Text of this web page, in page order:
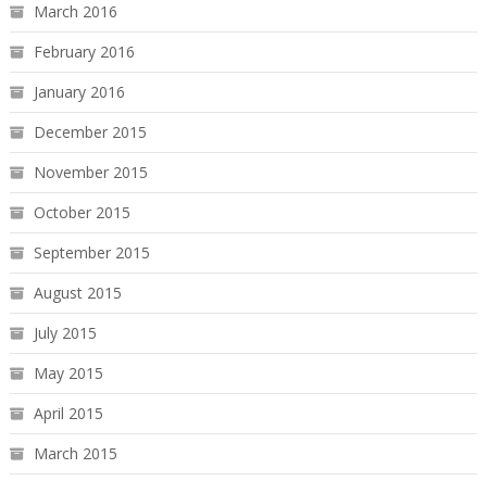
March 2016
February 2016
January 2016
December 2015
November 2015
October 2015
September 2015
August 2015
July 2015
May 2015
April 2015
March 2015